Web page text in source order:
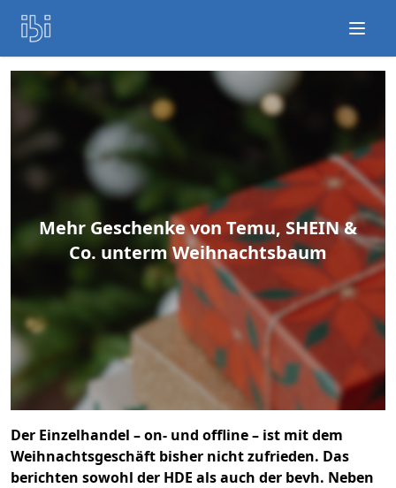
Mehr Geschenke von Temu, SHEIN &
Co. unterm Weihnachtsbaum
Der Einzelhandel – on- und offline – ist mit dem
Weihnachtsgeschäft bisher nicht zufrieden. Das
berichten sowohl der HDE als auch der bevh. Neben